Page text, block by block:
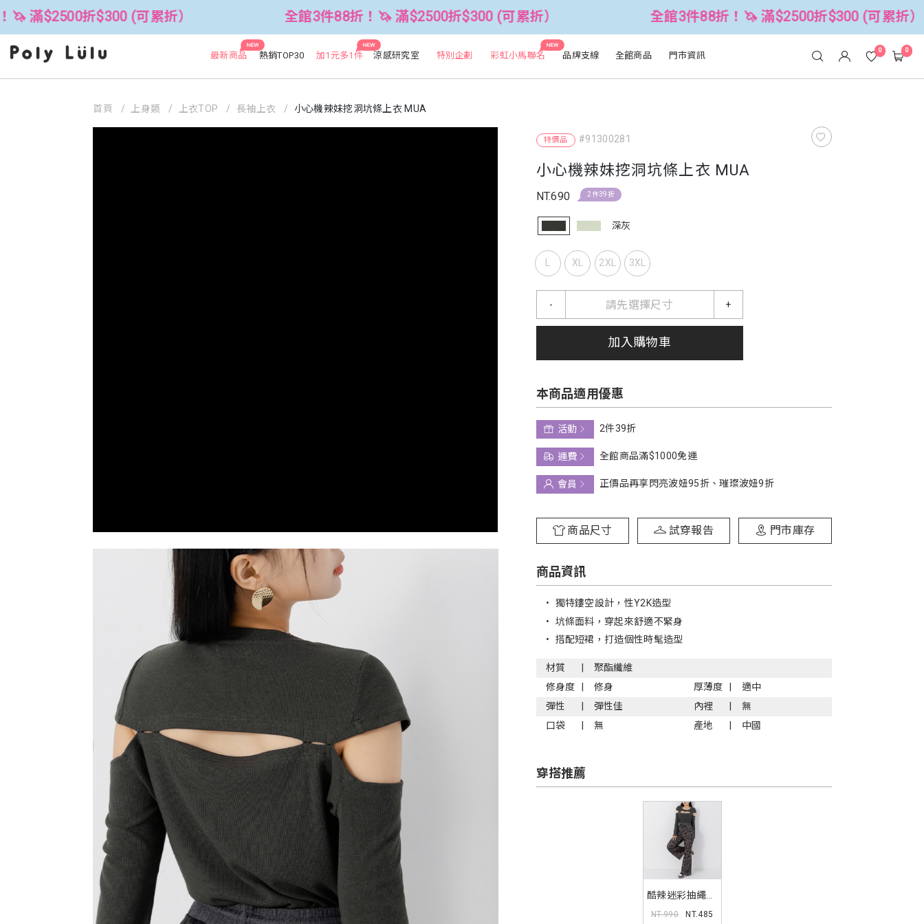
折$300 (可累折） 全館3件88折！🦄 滿$2500折$300 (可累折） 全館3件88折！🦄 滿$2500折$300 (可累折）
NEW
最新商品 熱銷TOP30
NEW
加1元多1件 涼感研究室 特別企劃
NEW
彩虹小馬聯名 品牌支線 全館商品 門市資訊 0 0
特價品 #91300281
小心機辣妹挖洞坑條上衣 MUA
NT.690 2件39折
深灰
L XL 2XL 3XL
請先選擇尺寸
- +
加入購物車
本商品適用優惠
活動
2件39折
運費
全館商品滿$1000免運
會員
正價品再享閃亮波妞95折、璀璨波妞9折
商品尺寸 試穿報告 門市庫存
商品資訊
• 獨特鏤空設計，性Y2K造型
• 坑條面料，穿起來舒適不緊身
• 搭配短裙，打造個性時髦造型
材質
聚酯纖維
修身度
修身 厚薄度
適中
彈性
彈性佳 內裡
無
口袋
無 產地 中國
穿搭推薦
酷辣迷彩抽繩車
線喇叭褲 MUA
NT.990 NT.485
首頁 上身類 上衣TOP 長袖上衣 小心機辣妹挖洞坑條上衣 MUA